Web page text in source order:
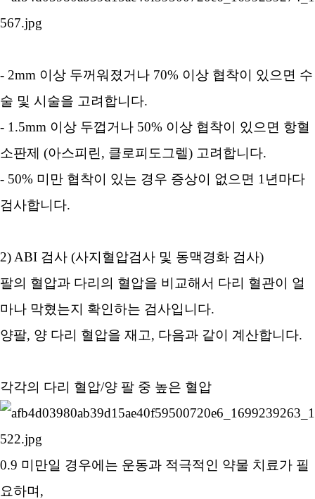
- 2mm 이상 두꺼워졌거나 70% 이상 협착이 있으면 수
술 및 시술을 고려합니다.
- 1.5mm 이상 두껍거나 50% 이상 협착이 있으면 항혈
소판제 (아스피린, 클로피도그렐) 고려합니다.
- 50% 미만 협착이 있는 경우 증상이 없으면 1년마다
검사합니다.
2) ABI 검사 (사지혈압검사 및 동맥경화 검사)
팔의 혈압과 다리의 혈압을 비교해서 다리 혈관이 얼
마나 막혔는지 확인하는 검사입니다.
양팔, 양 다리 혈압을 재고, 다음과 같이 계산합니다.
각각의 다리 혈압/양 팔 중 높은 혈압
0.9 미만일 경우에는 운동과 적극적인 약물 치료가 필
요하며,